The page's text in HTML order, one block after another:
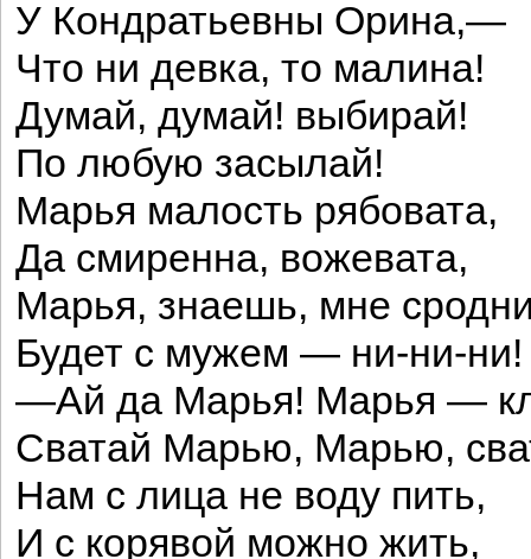
У Кондратьевны Орина,—
Что ни девка, то малина!
Думай, думай! выбирай!
По любую засылай!
Марья малость рябовата,
Да смиренна, вожевата,
Марья, знаешь, мне
Будет с мужем — ни-ни-ни!
—Ай да Марья! Марья —
Сватай Марью, Марью,
Нам с лица не воду пить,
И с корявой можно жить,